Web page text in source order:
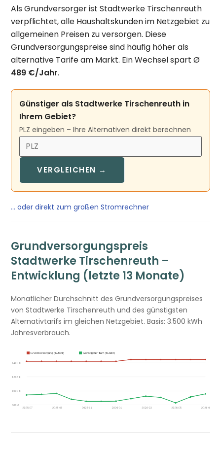
Als Grundversorger ist Stadtwerke Tirschenreuth
verpflichtet, alle Haushaltskunden im Netzgebiet zu
allgemeinen Preisen zu versorgen. Diese
Grundversorgungspreise sind häufig höher als
alternative Tarife am Markt. Ein Wechsel spart Ø
489 €/Jahr.
Günstiger als Stadtwerke Tirschenreuth in
Ihrem Gebiet?
PLZ eingeben – Ihre Alternativen direkt berechnen
VERGLEICHEN →
… oder direkt zum großen Stromrechner
Grundversorgungspreis
Stadtwerke Tirschenreuth –
Entwicklung (letzte 13 Monate)
Monatlicher Durchschnitt des Grundversorgungspreises
von Stadtwerke Tirschenreuth und des günstigsten
Alternativtarifs im gleichen Netzgebiet. Basis: 3.500 kWh
Jahresverbrauch.